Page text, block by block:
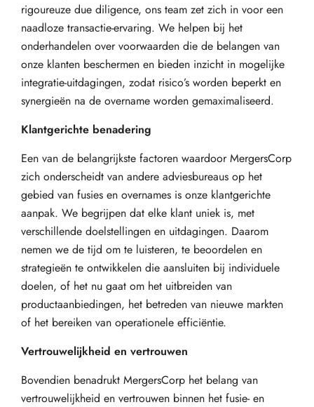
rigoureuze due diligence, ons team zet zich in voor een
naadloze transactie-ervaring. We helpen bij het
onderhandelen over voorwaarden die de belangen van
onze klanten beschermen en bieden inzicht in mogelijke
integratie-uitdagingen, zodat risico’s worden beperkt en
synergieën na de overname worden gemaximaliseerd.
Klantgerichte benadering
Een van de belangrijkste factoren waardoor MergersCorp
zich onderscheidt van andere adviesbureaus op het
gebied van fusies en overnames is onze klantgerichte
aanpak. We begrijpen dat elke klant uniek is, met
verschillende doelstellingen en uitdagingen. Daarom
nemen we de tijd om te luisteren, te beoordelen en
strategieën te ontwikkelen die aansluiten bij individuele
doelen, of het nu gaat om het uitbreiden van
productaanbiedingen, het betreden van nieuwe markten
of het bereiken van operationele efficiëntie.
Vertrouwelijkheid en vertrouwen
Bovendien benadrukt MergersCorp het belang van
vertrouwelijkheid en vertrouwen binnen het fusie- en